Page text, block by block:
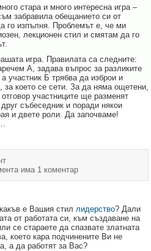
стара и много интересна игра –
забравила обещанието си от
го изпълня. Проблемът е, че ми
лекционен стил и смятам да го
игра. Правилата са следните:
А, задава въпрос за разликите
участник Б трябва да изброи и
за което се сети. За да няма ощетени,
участниците ще разменят
събеседник и поради някои
и двете роли. Да започваме!
има 1 коментар
е Вашия стил лидерство? Дали
от работата си, към създаване на
се стараете да спазвате златната
което кара подчинените Ви не
а да работят за Вас?